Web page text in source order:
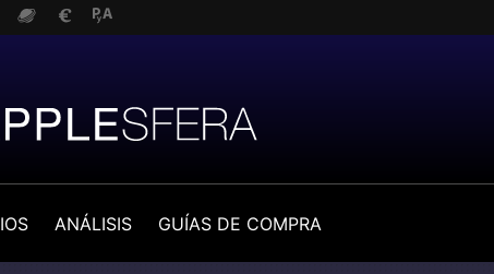
IOS ANÁLISIS GUÍAS DE COMPRA